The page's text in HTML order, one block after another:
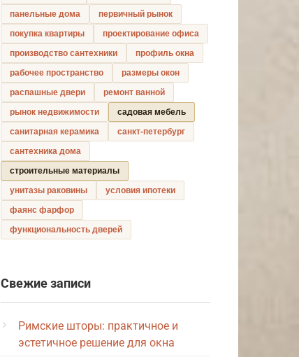
панельные дома
первичный рынок
покупка квартиры
проектирование офиса
производство сантехники
профиль окна
рабочее пространство
размеры окон
распашные двери
ремонт ванной
рынок недвижимости
садовая мебель
санитарная керамика
санкт-петербург
сантехника дома
строительные материалы
унитазы раковины
условия ипотеки
фаянс фарфор
функциональность дверей
Свежие записи
Римские шторы: практичное и
эстетичное решение для окна